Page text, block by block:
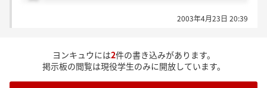
2003年4月23日 20:39
ヨンキュウには2件の書き込みがあります。
掲示板の閲覧は現役学生のみに開放しています。